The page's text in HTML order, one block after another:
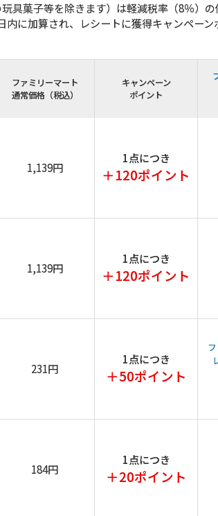
具菓子等を除きます）は軽減税率（8％）の
に加算され、レシートに獲得キャンペーン
ファミリーマート
通常価格（税込）
キャンペーン
ポイント
1,139円
1点につき
＋120ポイント
1,139円
1点につき
＋120ポイント
231円
1点につき
＋50ポイント
184円
1点につき
＋20ポイント